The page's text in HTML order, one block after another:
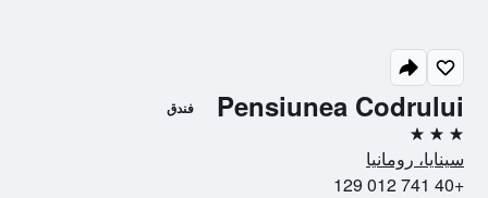
Pensiunea Codrului فندق
3 نجوم
سينايا، رومانيا
+40 741 012 129